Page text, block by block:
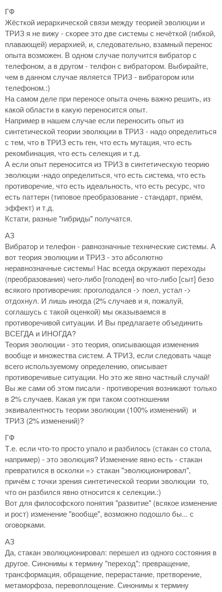
ГФ
Жёсткой иерархической связи между теорией эволюции и
ТРИЗ я не вижу - скорее это две системы с нечёткой (гибкой,
плавающей) иерархией, и, следовательно, взамный перенос
опыта возможен. В одном случае получится вибратор с
телефоном, а в другом - телфон с вибратором. Выбирайте,
чем в данном случае является ТРИЗ - вибратором или
телефоном.:)
На самом деле при переносе опыта очень важно решить, из
какой области в какую переносится опыт.
Например в нашем случае если переносить опыт из
синтетической теории эволюции в ТРИЗ - надо определиться
с тем, что в ТРИЗ есть ген, что есть мутация, что есть
рекомбинация, что есть селекция и т.д.
А если опыт переносится из ТРИЗ в синтетическую теорию
эволюции -надо определиться, что есть система, что есть
противоречие, что есть идеальность, что есть ресурс, что
есть паттерн (типовое преобразование - стандарт, приём,
эффект) и т.д.
Кстати, разные "гибриды" получатся.
АЗ
Вибратор и телефон - равнозначные технические системы. А
вот теория эволюции и ТРИЗ - это абсолютно
неравнозначные системы! Нас всегда окружают переходы
(преобразования) чего-либо [голоден] во что-либо [сыт] безо
всякого противоречия: проголодался -> поел, устал ->
отдохнул. И лишь иногда (2% случаев и я, пожалуй,
соглашусь с такой оценкой) мы оказываемся в
противоречивой ситуации. И Вы предлагаете объединить
ВСЕГДА и ИНОГДА?
Теория эволюции - это теория, описывающая изменения
вообще и множества систем. А ТРИЗ, если следовать чаще
всего используемому определению, описывает
противоречивые ситуации. Но это же явно частный случай!
Вы же сами об этом писали - противоречия возникают только
в 2% случаев. Какая уж при таком соотношении
эквивалентность теории эволюции (100% изменений) и
ТРИЗ (2% изменений)?
ГФ
Т.е. если что-то просто упало и разбилось (стакан со стола,
например) - это эволюция? Изменение явно есть - стакан
превратился в осколки => стакан "эволюционировал",
причём с точки зрения синтетической теории эволюции то,
что он разбился явно относится к селекции.:)
Вот для философского понятия "развитие" (всякое изменение
и рост) изменение "вообще", возможно подошло бы... с
оговорками.
АЗ
Да, стакан эволюционировал: перешел из одного состояния в
другое. Синонимы к термину "переход": превращение,
трансформация, обращение, перерастание, претворение,
метаморфоза, перевоплощение. Синонимы к термину